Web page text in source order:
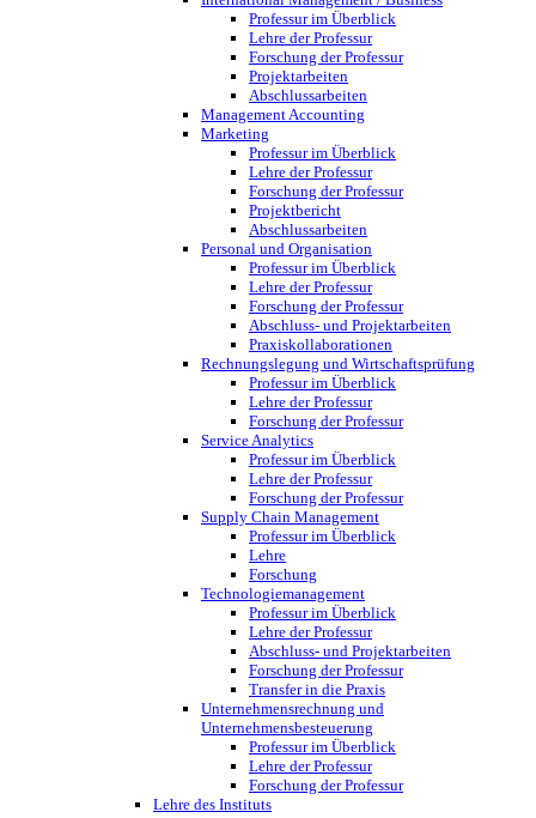
Professur im Überblick
Lehre der Professur
Forschung der Professur
Projektarbeiten
Abschlussarbeiten
Management Accounting
Marketing
Professur im Überblick
Lehre der Professur
Forschung der Professur
Projektbericht
Abschlussarbeiten
Personal und Organisation
Professur im Überblick
Lehre der Professur
Forschung der Professur
Abschluss- und Projektarbeiten
Praxiskollaborationen
Rechnungslegung und Wirtschaftsprüfung
Professur im Überblick
Lehre der Professur
Forschung der Professur
Service Analytics
Professur im Überblick
Lehre der Professur
Forschung der Professur
Supply Chain Management
Professur im Überblick
Lehre
Forschung
Technologiemanagement
Professur im Überblick
Lehre der Professur
Abschluss- und Projektarbeiten
Forschung der Professur
Transfer in die Praxis
Unternehmensrechnung und
Unternehmensbesteuerung
Professur im Überblick
Lehre der Professur
Forschung der Professur
Lehre des Instituts